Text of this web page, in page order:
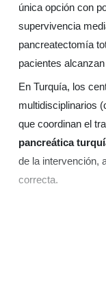
única opción con
supervivencia
pancreatectomía
pacientes
En Turquía, los
multidisciplinarios
que coordinan el
pancreática
de la intervención,
correcta.